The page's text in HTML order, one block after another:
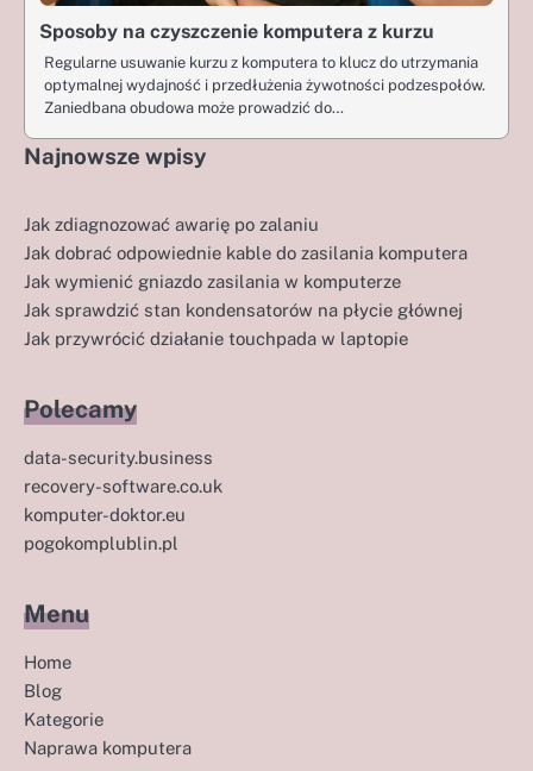
Sposoby na czyszczenie komputera z kurzu
Regularne usuwanie kurzu z komputera to klucz do utrzymania
optymalnej wydajność i przedłużenia żywotności podzespołów.
Zaniedbana obudowa może prowadzić do…
Najnowsze wpisy
Jak zdiagnozować awarię po zalaniu
Jak dobrać odpowiednie kable do zasilania komputera
Jak wymienić gniazdo zasilania w komputerze
Jak sprawdzić stan kondensatorów na płycie głównej
Jak przywrócić działanie touchpada w laptopie
Polecamy
data-security.business
recovery-software.co.uk
komputer-doktor.eu
pogokomplublin.pl
Menu
Home
Blog
Kategorie
Naprawa komputera